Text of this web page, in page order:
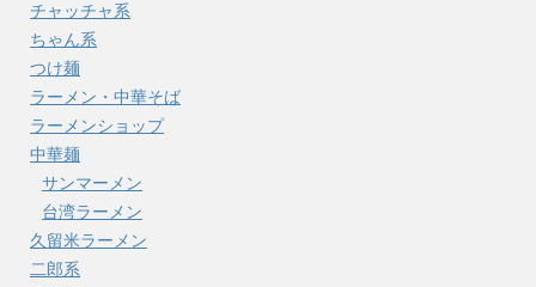
チャッチャ系
ちゃん系
つけ麺
ラーメン・中華そば
ラーメンショップ
中華麺
サンマーメン
台湾ラーメン
久留米ラーメン
二郎系